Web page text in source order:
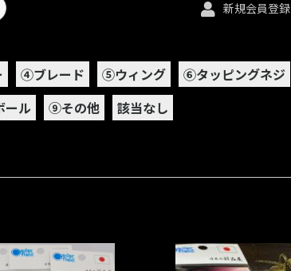
新規会員登録
④ブレード ⑤ウィング ⑥タッピングネジ
ール
⑨その他 該当なし